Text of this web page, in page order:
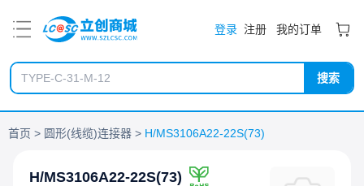
登录 注册 我的订单
搜索
首页 圆形(线缆)连接器 H/MS3106A22-22S(73)
H/MS3106A22-22S(73)